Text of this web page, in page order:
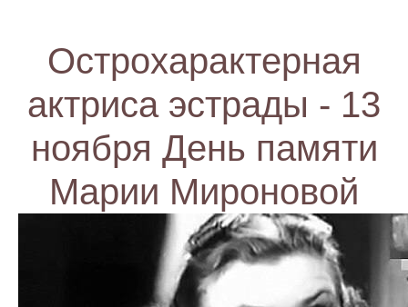
Острохарактерная
актриса эстрады - 13
ноября День памяти
Марии Мироновой